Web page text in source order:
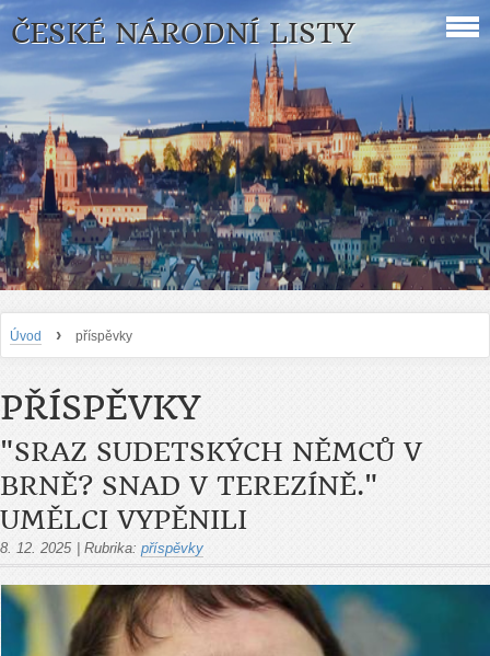
ČESKÉ NÁRODNÍ LISTY
Úvod › příspěvky
PŘÍSPĚVKY
"SRAZ SUDETSKÝCH NĚMCŮ V
BRNĚ? SNAD V TEREZÍNĚ."
UMĚLCI VYPĚNILI
8. 12. 2025 Rubrika: příspěvky